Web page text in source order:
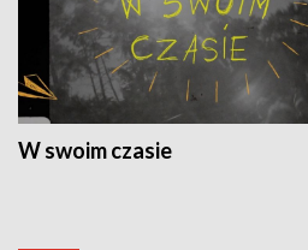
W swoim czasie